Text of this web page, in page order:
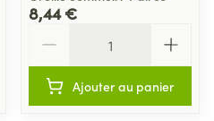
8,44 €
Ajouter au panier